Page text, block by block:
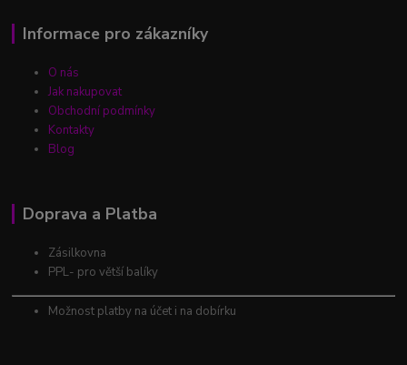
Informace pro zákazníky
O nás
Jak nakupovat
Obchodní podmínky
Kontakty
Blog
Doprava a Platba
Zásilkovna
PPL- pro větší balíky
Možnost platby na účet i na dobírku